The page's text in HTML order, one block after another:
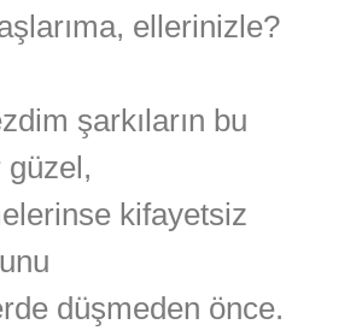
ellerinizle?
şarkıların bu
güzel,
kifayetsiz
düşmeden önce.